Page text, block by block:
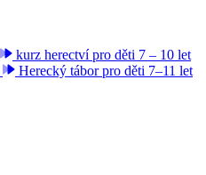
kurz herectví pro děti 7 – 10 let
Herecký tábor pro děti 7–11 let